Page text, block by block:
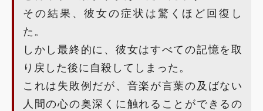
その結果、彼女の症状は驚くほど回復し
た。
しかし最終的に、彼女はすべての記憶を取
り戻した後に自殺してしまった。
これは失敗例だが、音楽が言葉の及ばない
人間の心の奥深くに触れることができるの